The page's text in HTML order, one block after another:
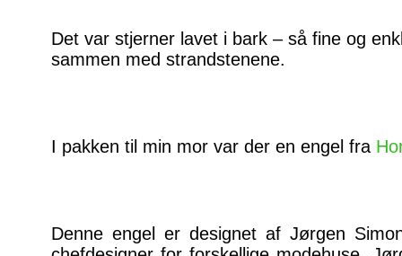
Det var stjerner lavet i bark – så fine og
sammen med strandstenene.
I pakken til min mor var der en engel fra
Denne engel er designet af Jørgen